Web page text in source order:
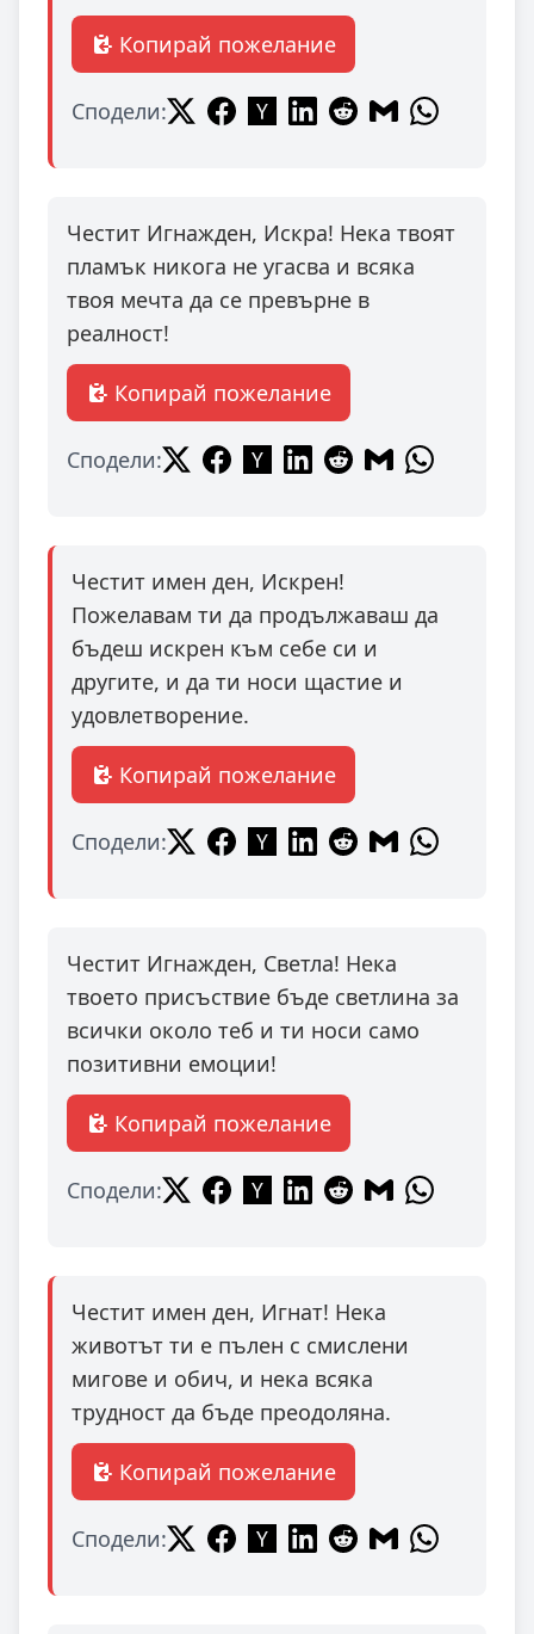
Копирай пожелание
Сподели:
Честит Игнажден, Искра! Нека твоят
пламък никога не угасва и всяка
твоя мечта да се превърне в
реалност!
Копирай пожелание
Сподели:
Честит имен ден, Искрен!
Пожелавам ти да продължаваш да
бъдеш искрен към себе си и
другите, и да ти носи щастие и
удовлетворение.
Копирай пожелание
Сподели:
Честит Игнажден, Светла! Нека
твоето присъствие бъде светлина за
всички около теб и ти носи само
позитивни емоции!
Копирай пожелание
Сподели:
Честит имен ден, Игнат! Нека
животът ти е пълен с смислени
мигове и обич, и нека всяка
трудност да бъде преодоляна.
Копирай пожелание
Сподели: